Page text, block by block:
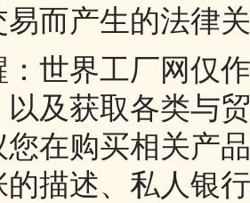
易而产生的法律
：世界工厂网仅
以及获取各类与
您在购买相关产
的描述、私人银